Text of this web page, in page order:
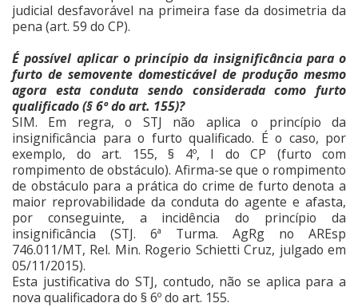
judicial desfavorável na primeira fase da dosimetria da
pena (art. 59 do CP).
É possível aplicar o princípio da insignificância para o
furto de semovente domesticável de produção mesmo
agora esta conduta sendo considerada como furto
qualificado (§ 6º do art. 155)?
SIM. Em regra, o STJ não aplica o princípio da
insignificância para o furto qualificado. É o caso, por
exemplo, do art. 155, § 4º, I do CP (furto com
rompimento de obstáculo). Afirma-se que o rompimento
de obstáculo para a prática do crime de furto denota a
maior reprovabilidade da conduta do agente e afasta,
por conseguinte, a incidência do princípio da
insignificância (STJ. 6ª Turma. AgRg no AREsp
746.011/MT, Rel. Min. Rogerio Schietti Cruz, julgado em
05/11/2015).
Esta justificativa do STJ, contudo, não se aplica para a
nova qualificadora do § 6º do art. 155.